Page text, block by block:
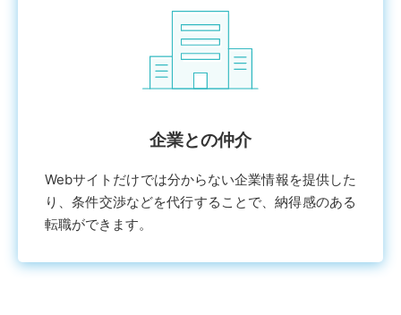
企業との仲介
Webサイトだけでは分からない企業情報を提供した
り、条件交渉などを代⾏することで、納得感のある
転職ができます。